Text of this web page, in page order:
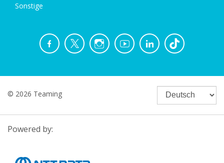
Sonstige
© 2026 Teaming
Powered by: